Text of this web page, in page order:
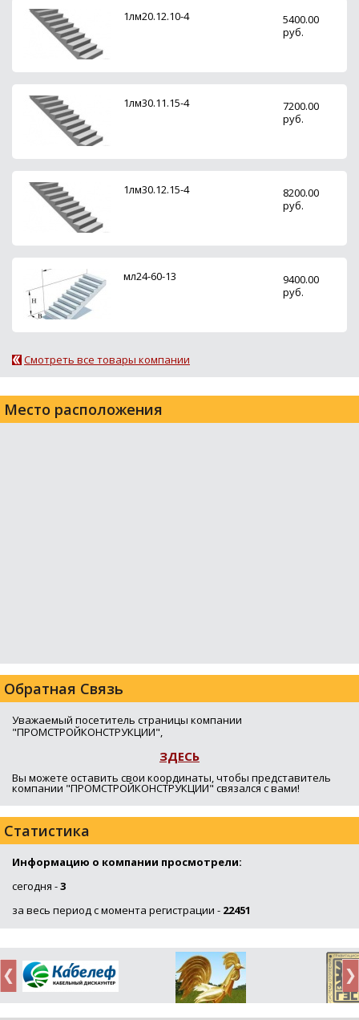
1лм20.12.10-4
5400.00
руб.
1лм30.11.15-4
7200.00
руб.
1лм30.12.15-4
8200.00
руб.
мл24-60-13
9400.00
руб.
Смотреть все товары компании
Место расположения
Обратная Связь
Уважаемый посетитель страницы компании
"ПРОМСТРОЙКОНСТРУКЦИИ",
ЗДЕСЬ
Вы можете оставить свои координаты, чтобы представитель
компании "ПРОМСТРОЙКОНСТРУКЦИИ" связался с вами!
Статистика
Информацию о компании просмотрели:
сегодня -3
за весь период с момента регистрации - 22451